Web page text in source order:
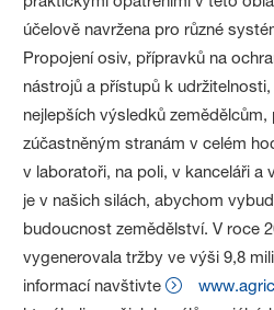
účelově navržena pro různé
Propojení osiv, přípravků na
nástrojů a přístupů k
nejlepších výsledků
zúčastněným stranám v celém
v laboratoři, na poli, v kanceláři a
je v našich silách, abychom
budoucnost zemědělství. V roce
vygenerovala tržby ve výši 9,8
informací navštivte